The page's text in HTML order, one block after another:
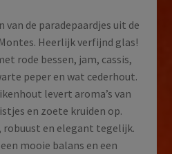
van de paradepaardjes uit de
Heerlijk verfijnd glas!
rode bessen, jam, cassis,
peper en wat cederhout.
levert aroma’s van
en zoete kruiden op.
robuust en elegant tegelijk.
mooie balans en een